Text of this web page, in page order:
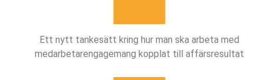
Ett nytt tankesätt kring hur man ska arbeta med
medarbetarengagemang kopplat till affärsresultat